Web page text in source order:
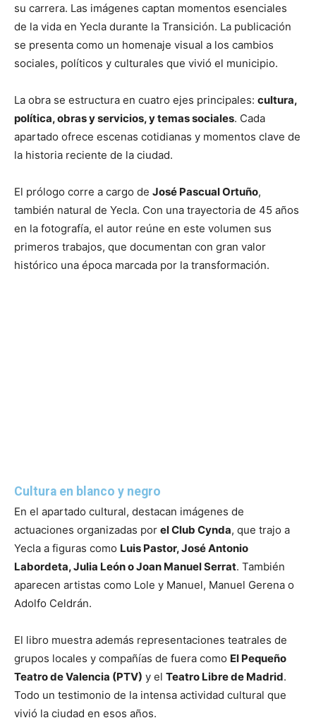
su carrera. Las imágenes captan momentos esenciales
de la vida en Yecla durante la Transición. La publicación
se presenta como un homenaje visual a los cambios
sociales, políticos y culturales que vivió el municipio.
La obra se estructura en cuatro ejes principales: cultura,
política, obras y servicios, y temas sociales. Cada
apartado ofrece escenas cotidianas y momentos clave de
la historia reciente de la ciudad.
El prólogo corre a cargo de José Pascual Ortuño,
también natural de Yecla. Con una trayectoria de 45 años
en la fotografía, el autor reúne en este volumen sus
primeros trabajos, que documentan con gran valor
histórico una época marcada por la transformación.
Cultura en blanco y negro
En el apartado cultural, destacan imágenes de
actuaciones organizadas por el Club Cynda, que trajo a
Yecla a figuras como Luis Pastor, José Antonio
Labordeta, Julia León o Joan Manuel Serrat. También
aparecen artistas como Lole y Manuel, Manuel Gerena o
Adolfo Celdrán.
El libro muestra además representaciones teatrales de
grupos locales y compañías de fuera como El Pequeño
Teatro de Valencia (PTV) y el Teatro Libre de Madrid.
Todo un testimonio de la intensa actividad cultural que
vivió la ciudad en esos años.